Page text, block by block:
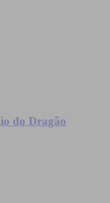
do Dragão